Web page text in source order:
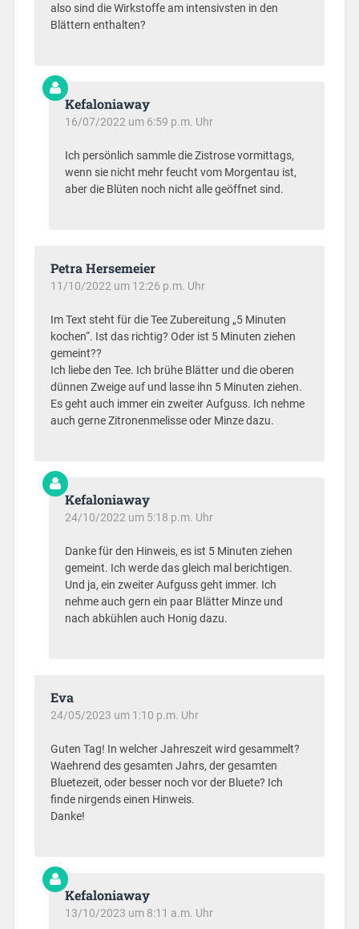
also sind die Wirkstoffe am intensivsten in den
Blättern enthalten?
Kefaloniaway
16/07/2022 um 6:59 p.m. Uhr
Ich persönlich sammle die Zistrose vormittags,
wenn sie nicht mehr feucht vom Morgentau ist,
aber die Blüten noch nicht alle geöffnet sind.
Petra Hersemeier
11/10/2022 um 12:26 p.m. Uhr
Im Text steht für die Tee Zubereitung „5 Minuten
kochen“. Ist das richtig? Oder ist 5 Minuten ziehen
gemeint??
Ich liebe den Tee. Ich brühe Blätter und die oberen
dünnen Zweige auf und lasse ihn 5 Minuten ziehen.
Es geht auch immer ein zweiter Aufguss. Ich nehme
auch gerne Zitronenmelisse oder Minze dazu.
Kefaloniaway
24/10/2022 um 5:18 p.m. Uhr
Danke für den Hinweis, es ist 5 Minuten ziehen
gemeint. Ich werde das gleich mal berichtigen.
Und ja, ein zweiter Aufguss geht immer. Ich
nehme auch gern ein paar Blätter Minze und
nach abkühlen auch Honig dazu.
Eva
24/05/2023 um 1:10 p.m. Uhr
Guten Tag! In welcher Jahreszeit wird gesammelt?
Waehrend des gesamten Jahrs, der gesamten
Bluetezeit, oder besser noch vor der Bluete? Ich
finde nirgends einen Hinweis.
Danke!
Kefaloniaway
13/10/2023 um 8:11 a.m. Uhr